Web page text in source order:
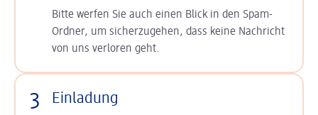
Bitte werfen Sie auch einen Blick in den Spam-
Ordner, um sicherzugehen, dass keine Nachricht
von uns verloren geht.
3 Einladung